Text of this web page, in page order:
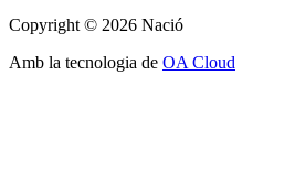
Copyright © 2026 Nació
Amb la tecnologia de OA Cloud